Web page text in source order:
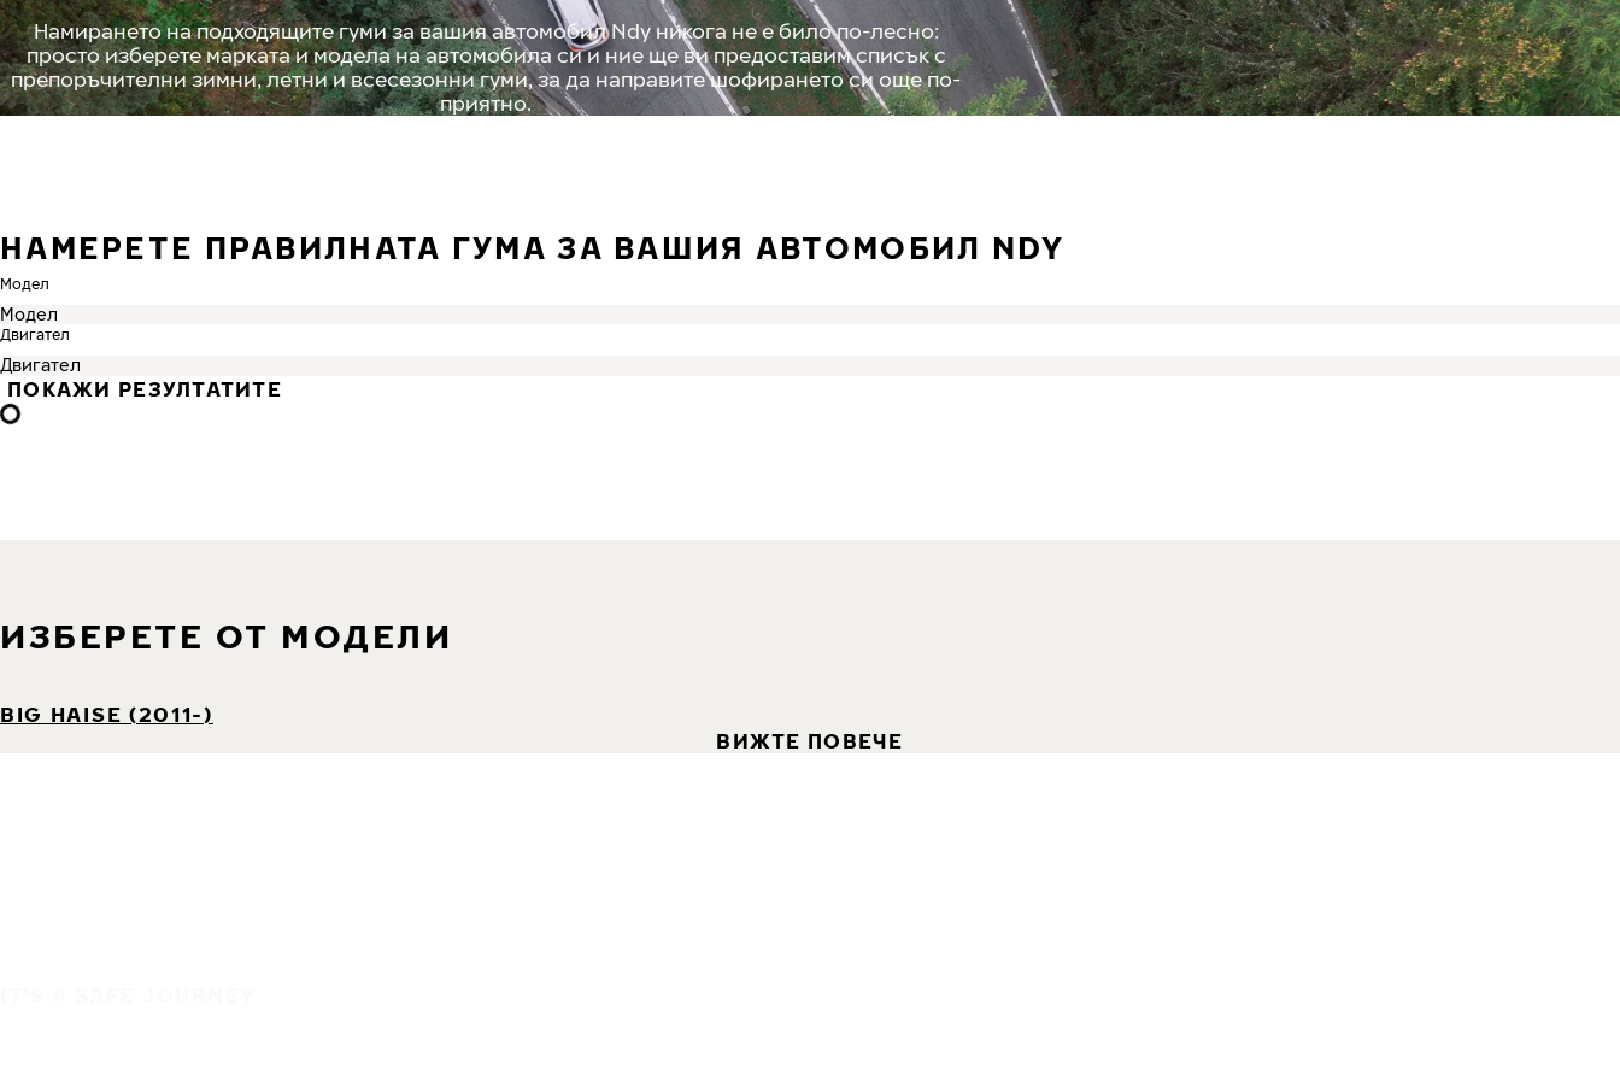
Намирането на подходящите гуми за вашия автомобил Ndy никога не е било по-лесно:
просто изберете марката и модела на автомобила си и ние ще ви предоставим списък с
препоръчителни зимни, летни и всесезонни гуми, за да направите шофирането си още по-
приятно.
НАМЕРЕТЕ ПРАВИЛНАТА ГУМА ЗА ВАШИЯ АВТОМОБИЛ NDY
Модел
Двигател
ПОКАЖИ РЕЗУЛТАТИТЕ
ИЗБЕРЕТЕ ОТ МОДЕЛИ
BIG HAISE (2011-)
ВИЖТЕ ПОВЕЧЕ